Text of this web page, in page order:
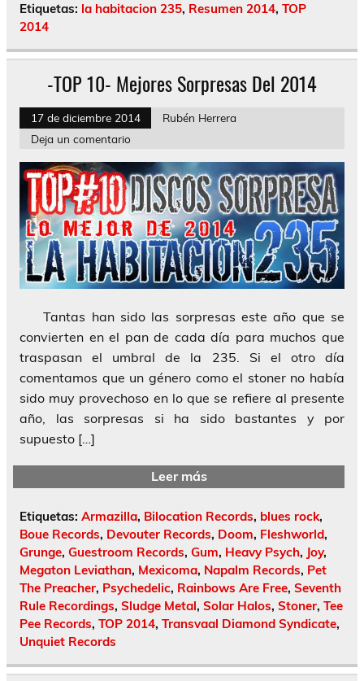
Etiquetas: la habitacion 235, Resumen 2014, TOP
2014
-TOP 10- Mejores Sorpresas Del 2014
17 de diciembre 2014
Rubén Herrera
Deja un comentario
Tantas han sido las sorpresas este año que se
convierten en el pan de cada día para muchos que
traspasan el umbral de la 235. Si el otro día
comentamos que un género como el stoner no había
sido muy provechoso en lo que se refiere al presente
año, las sorpresas si ha sido bastantes y por
supuesto […]
Leer más
Etiquetas: Armazilla, Bilocation Records, blues rock,
Boue Records, Devouter Records, Doom, Fleshworld,
Grunge, Guestroom Records, Gum, Heavy Psych, Joy,
Megaton Leviathan, Mexicoma, Napalm Records, Pet
The Preacher, Psychedelic, Rainbows Are Free, Seventh
Rule Recordings, Sludge Metal, Solar Halos, Stoner, Tee
Pee Records, TOP 2014, Transvaal Diamond Syndicate,
Unquiet Records